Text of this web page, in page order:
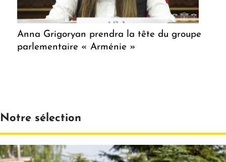
Anna Grigoryan prendra la tête du groupe
parlementaire « Arménie »
Notre sélection